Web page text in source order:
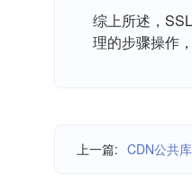
综上所述，
理的步骤操作
上一篇: CDN公共